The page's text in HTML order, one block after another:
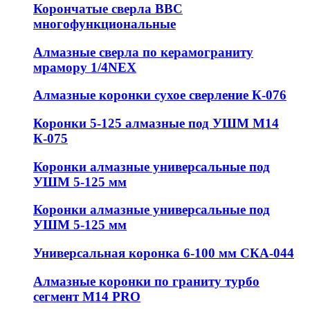
Корончатые сверла ВВС
многофункциональные
Алмазные сверла по керамограниту
мрамору 1/4NEX
Алмазные коронки сухое сверление К-076
Коронки 5-125 алмазные под УШМ М14
К-075
Коронки алмазные универсальные под
УШМ 5-125 мм
Коронки алмазные универсальные под
УШМ 5-125 мм
Универсальная коронка 6-100 мм СКА-044
Алмазные коронки по граниту турбо
сегмент М14 PRO